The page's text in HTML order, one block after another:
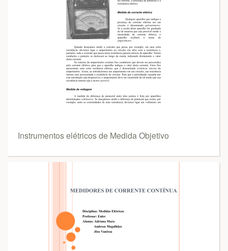
Instrumentos elétricos de Medida Objetivo